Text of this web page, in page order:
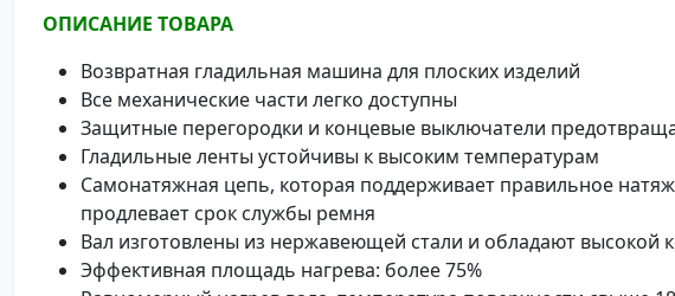
ОПИСАНИЕ ТОВАРА
Возвратная гладильная машина для плоских изделий
Все механические части легко доступны
Защитные перегородки и концевые выключатели
Гладильные ленты устойчивы к высоким температурам
Самонатяжная цепь, которая поддерживает правильное
продлевает срок службы ремня
Вал изготовлены из нержавеющей стали и обладают высокой
Эффективная площадь нагрева: более 75%